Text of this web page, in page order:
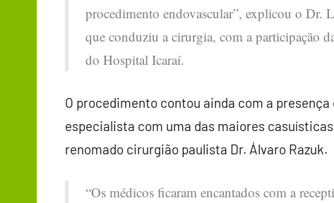
procedimento endovascular”, explicou o Dr.
que conduziu a cirurgia, com a participação
do Hospital Icaraí.
O procedimento contou ainda com a
especialista com uma das maiores
renomado cirurgião paulista Dr. Álvaro Razuk.
“Os médicos ficaram encantados com a